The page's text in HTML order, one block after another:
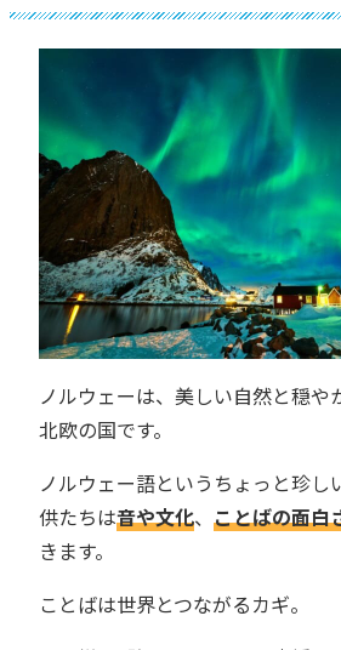
ノルウェーは、美しい自然と穏や
北欧の国です。
ノルウェー語というちょっと珍し
供たちは音や文化、 ことばの面白
きます。
ことばは世界とつながるカギ。